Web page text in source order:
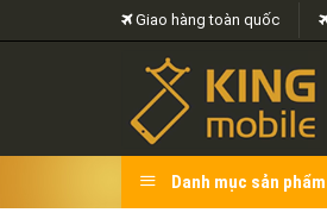
to
Giao hàng toàn quốc
Danh mục sản phẩm